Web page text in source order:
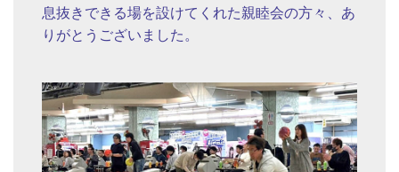
息抜きできる場を設けてくれた親睦会の方々、あ
りがとうございました。